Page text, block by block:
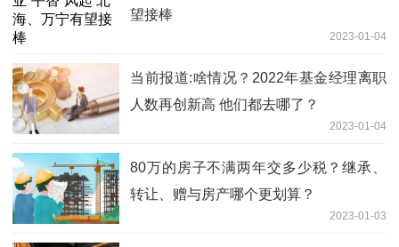
望接棒
2023-01-04
当前报道:啥情况？2022年基金经理离职
人数再创新高 他们都去哪了？
2023-01-04
80万的房子不满两年交多少税？继承、
转让、赠与房产哪个更划算？
2023-01-03